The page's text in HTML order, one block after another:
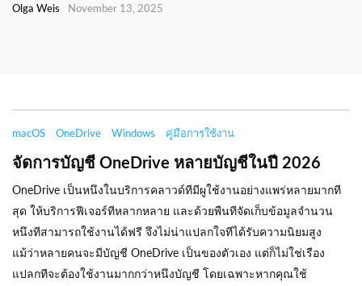
Olga Weis November 13, 2025
macOS OneDrive Windows คู่มือการใช้งาน
จัดการบัญชี OneDrive หลายบัญชีในปี 2026
OneDrive เป็นหนึงในบริการคลาวด์ทีมีผูใช้งานอย่างแพร่หลายมากที
สุด ให้บริการฟีเจอร์ทีหลากหลาย และด้วยพืนทีจัดเก็บข้อมูลจำนวน
หนึงทีสามารถใช้งานได้ฟรี จึงไม่น่าแปลกใจทีได้รับความนิยมสูง
แม้ว่าหลายคนจะมีบัญชี OneDrive เป็นของตัวเอง แต่ก็ไม่ใช่เรือง
แปลกทีจะต้องใช้งานมากกว่าหนึงบัญชี โดยเฉพาะหากคุณใช้